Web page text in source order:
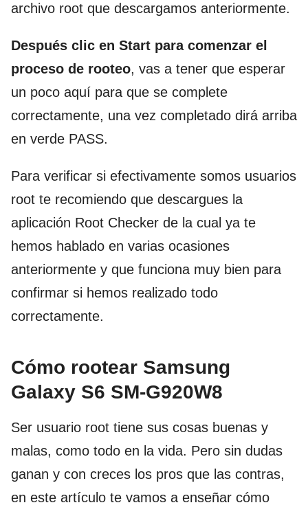
archivo root que descargamos anteriormente.
Después clic en Start para comenzar el
proceso de rooteo, vas a tener que esperar
un poco aquí para que se complete
correctamente, una vez completado dirá arriba
en verde PASS.
Para verificar si efectivamente somos usuarios
root te recomiendo que descargues la
aplicación Root Checker de la cual ya te
hemos hablado en varias ocasiones
anteriormente y que funciona muy bien para
confirmar si hemos realizado todo
correctamente.
Cómo rootear Samsung
Galaxy S6 SM-G920W8
Ser usuario root tiene sus cosas buenas y
malas, como todo en la vida. Pero sin dudas
ganan y con creces los pros que las contras,
en este artículo te vamos a enseñar cómo